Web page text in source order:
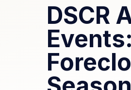
DSCR